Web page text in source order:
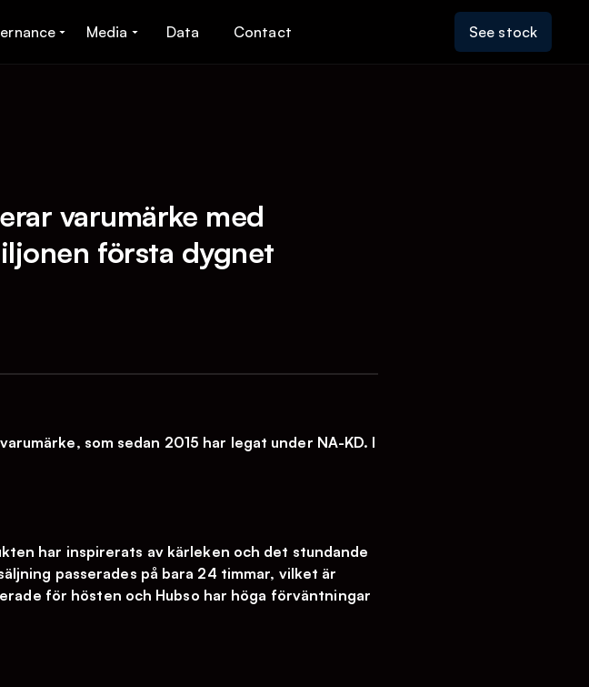
Media Data Contact See stock
varumärke med
första dygnet
som sedan 2015 har legat under NA-KD. I
har inspirerats av kärleken och det stundande
passerades på bara 24 timmar, vilket är
för hösten och Hubso har höga förväntningar